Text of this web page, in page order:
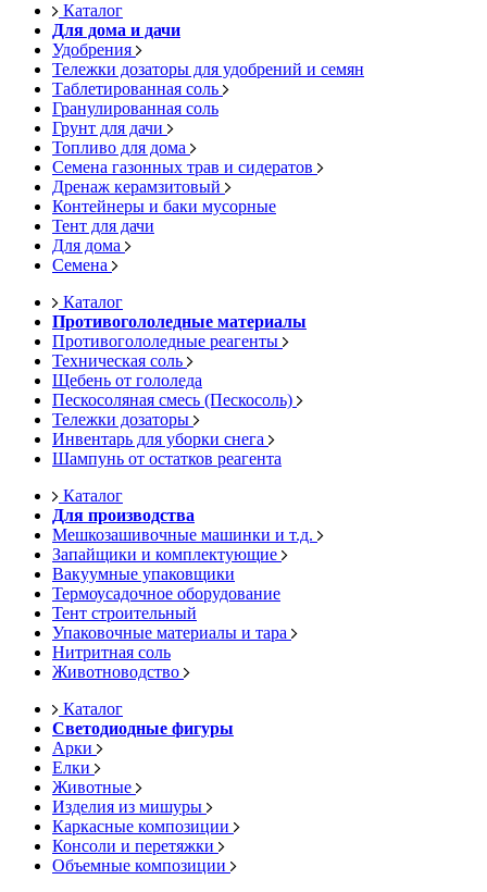
Каталог
Для дома и дачи
Удобрения
Тележки дозаторы для удобрений и семян
Таблетированная соль
Гранулированная соль
Грунт для дачи
Топливо для дома
Семена газонных трав и сидератов
Дренаж керамзитовый
Контейнеры и баки мусорные
Тент для дачи
Для дома
Семена
Каталог
Противогололедные материалы
Противогололедные реагенты
Техническая соль
Щебень от гололеда
Пескосоляная смесь (Пескосоль)
Тележки дозаторы
Инвентарь для уборки снега
Шампунь от остатков реагента
Каталог
Для производства
Мешкозашивочные машинки и т.д.
Запайщики и комплектующие
Вакуумные упаковщики
Термоусадочное оборудование
Тент строительный
Упаковочные материалы и тара
Нитритная соль
Животноводство
Каталог
Светодиодные фигуры
Арки
Елки
Животные
Изделия из мишуры
Каркасные композиции
Консоли и перетяжки
Объемные композиции